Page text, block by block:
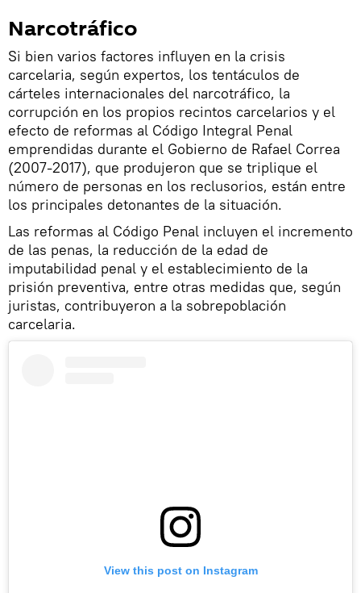
Narcotráfico
Si bien varios factores influyen en la crisis
carcelaria, según expertos, los tentáculos de
cárteles internacionales del narcotráfico, la
corrupción en los propios recintos carcelarios y el
efecto de reformas al Código Integral Penal
emprendidas durante el Gobierno de Rafael Correa
(2007-2017), que produjeron que se triplique el
número de personas en los reclusorios, están entre
los principales detonantes de la situación.
Las reformas al Código Penal incluyen el incremento
de las penas, la reducción de la edad de
imputabilidad penal y el establecimiento de la
prisión preventiva, entre otras medidas que, según
juristas, contribuyeron a la sobrepoblación
carcelaria.
View this post on Instagram